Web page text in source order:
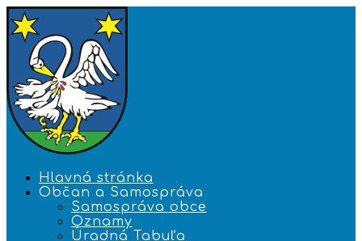
Hlavná stránka
Občan a Samospráva
Samospráva obce
Oznamy
Úradná Tabuľa